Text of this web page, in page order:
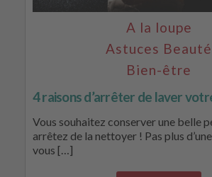
A la loupe
Astuces Beauté
Bien-être
4 raisons d’arrêter de laver
Vous souhaitez conserver une belle
arrêtez de la nettoyer ! Pas plus
vous […]